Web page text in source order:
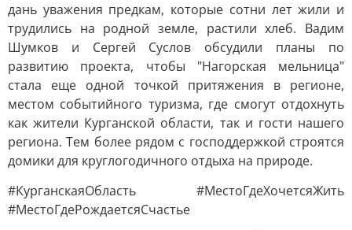
дань уважения предкам, которые сотни лет жили и
трудились на родной земле, растили хлеб. Вадим
Шумков и Сергей Суслов обсудили планы по
развитию проекта, чтобы "Нагорская мельница"
стала еще одной точкой притяжения в регионе,
местом событийного туризма, где смогут отдохнуть
как жители Курганской области, так и гости нашего
региона. Тем более рядом с господдержкой строятся
домики для круглогодичного отдыха на природе.
#КурганскаяОбласть #МестоГдеХочетсяЖить
#МестоГдеРождаетсяСчастье